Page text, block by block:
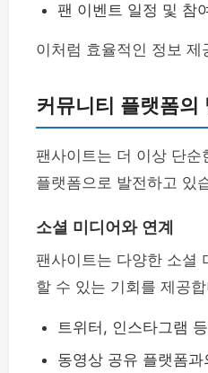
팬 이벤트 일정 및 참
이처럼 효율적인 정보 제
커뮤니티 플랫폼의
팬사이트는 더 이상 단
플랫폼으로 발전하고 있
소셜 미디어와 연계
팬사이트는 다양한 소셜
할 수 있는 기회를 제공
트위터, 인스타그램
동영상 공유 플랫폼